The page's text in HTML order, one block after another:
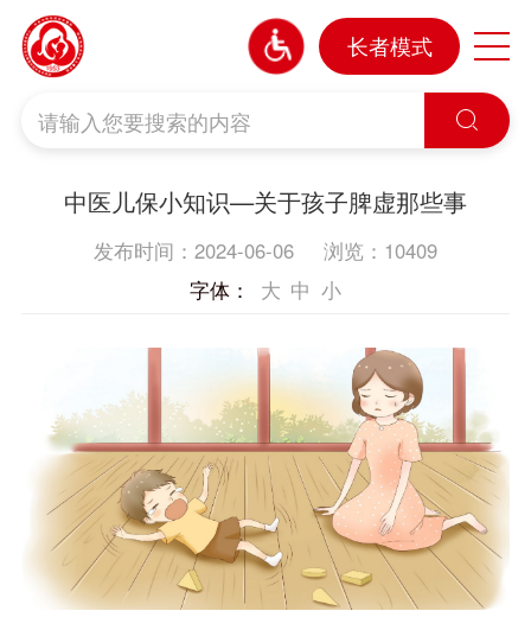
长者模式

中医儿保小知识—关于孩子脾虚那些事
发布时间：2024-06-06
浏览：10409
字体：
大 中 小